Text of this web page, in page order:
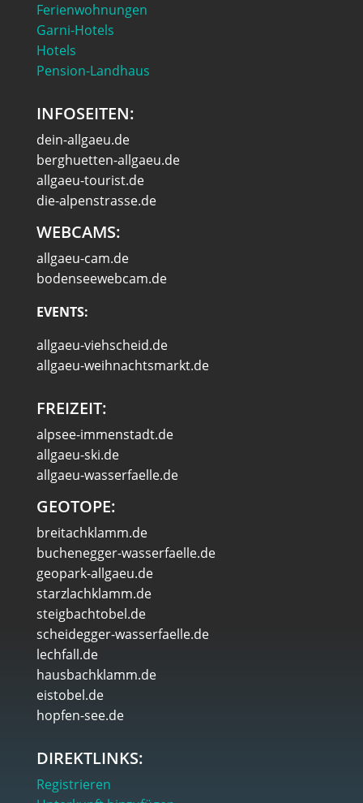
Ferienwohnungen
Garni-Hotels
Hotels
Pension-Landhaus
INFOSEITEN:
dein-allgaeu.de
berghuetten-allgaeu.de
allgaeu-tourist.de
die-alpenstrasse.de
WEBCAMS:
allgaeu-cam.de
bodenseewebcam.de
EVENTS:
allgaeu-viehscheid.de
allgaeu-weihnachtsmarkt.de
FREIZEIT:
alpsee-immenstadt.de
allgaeu-ski.de
allgaeu-wasserfaelle.de
GEOTOPE:
breitachklamm.de
buchenegger-wasserfaelle.de
geopark-allgaeu.de
starzlachklamm.de
steigbachtobel.de
scheidegger-wasserfaelle.de
lechfall.de
hausbachklamm.de
eistobel.de
hopfen-see.de
DIREKTLINKS:
Registrieren